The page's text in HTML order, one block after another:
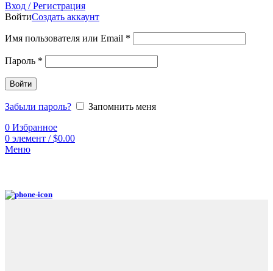
Вход / Регистрация
ВойтиСоздать аккаунт
Имя пользователя или Email *
Пароль *
Войти
Забыли пароль?
Запомнить меня
0 Избранное
0 элемент / $0.00
Меню